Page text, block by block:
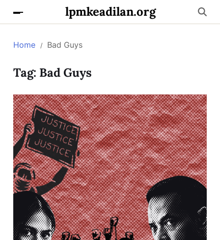
lpmkeadilan.org
Home Bad Guys
Tag: Bad Guys